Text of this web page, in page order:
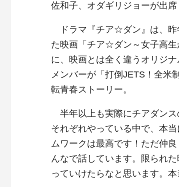
佐和子、オダギリジョーが出席
ドラマ『チア☆ダン』は、昨
た映画「チア☆ダン～女子高生
に、映画とは全く違うオリジ
メンバーが「打倒JETS！全米
転青春ストーリー。
半年以上も実際にチアダンス
それぞれやっている中で、本
ムワークは最高です！ただ仲
んなで話しています。限られ
っていけたらなと思います。